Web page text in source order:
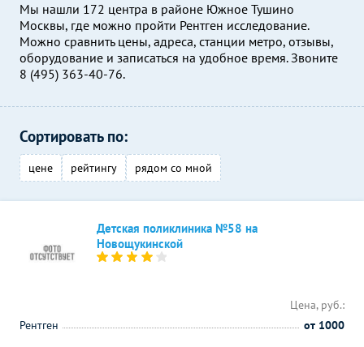
Мы нашли 172 центра в районе Южное Тушино
Москвы, где можно пройти Рентген исследование.
Можно сравнить цены, адреса, станции метро, отзывы,
оборудование и записаться на удобное время. Звоните
8 (495) 363-40-76.
Сортировать по:
цене рейтингу рядом со мной
Детская поликлиника №58 на
Новощукинской
Цена, руб.:
Рентген
от 1000